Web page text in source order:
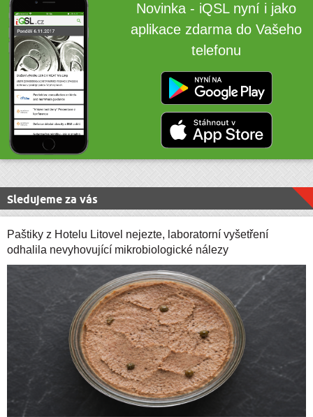
Novinka - iQSL nyní i jako
aplikace zdarma do Vašeho
telefonu
Sledujeme za vás
Paštiky z Hotelu Litovel nejezte, laboratorní vyšetření
odhalila nevyhovující mikrobiologické nálezy